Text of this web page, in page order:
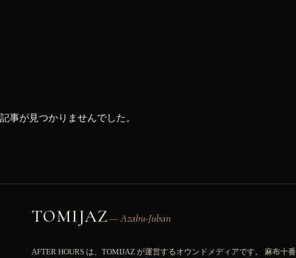
記事が見つかりませんでした。
TOMIJAZ— Azabu-Juban
AFTER HOURS は、TOMIJAZ が運営するオウンドメディアです。 麻布十番